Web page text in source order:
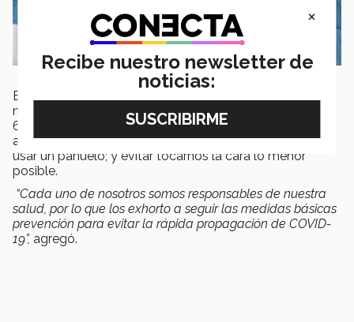
El especialista recomendó el constante lavado de
manos con agua y jabón por un tiempo mínimo de 40 a
60 segundos, o usar gel antibacterial a base de alcohol
al 70%; al toser taparnos con la parte interna del codo o
usar un pañuelo; y evitar tocarnos la cara lo menor
posible.
“Cada uno de nosotros somos responsables de nuestra
salud, por lo que los exhorto a seguir las medidas básicas
prevención para evitar la rápida propagación de COVID-
19”, agregó.
×
Recibe nuestro newsletter de
noticias: